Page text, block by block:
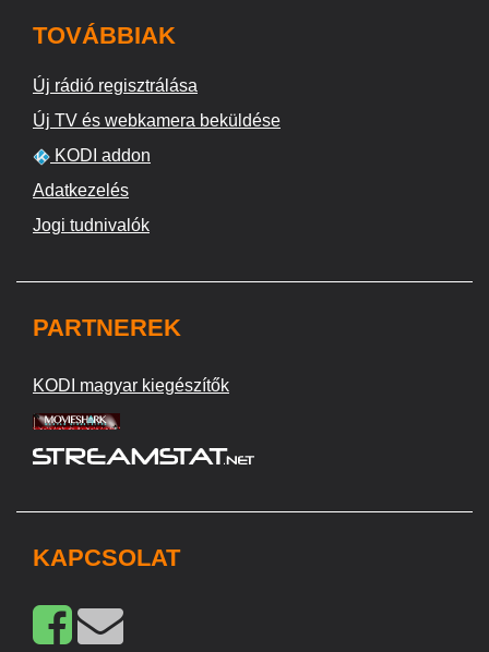
TOVÁBBIAK
Új rádió regisztrálása
Új TV és webkamera beküldése
KODI addon
Adatkezelés
Jogi tudnivalók
PARTNEREK
KODI magyar kiegészítők
KAPCSOLAT